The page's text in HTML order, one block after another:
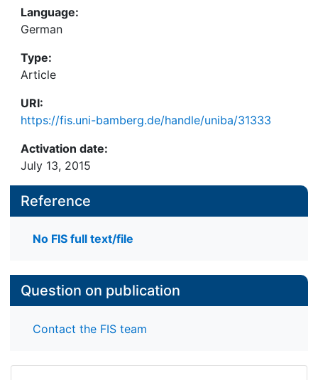
Language:
German
Type:
Article
URI:
https://fis.uni-bamberg.de/handle/uniba/31333
Activation date:
July 13, 2015
Reference
No FIS full text/file
Question on publication
Contact the FIS team